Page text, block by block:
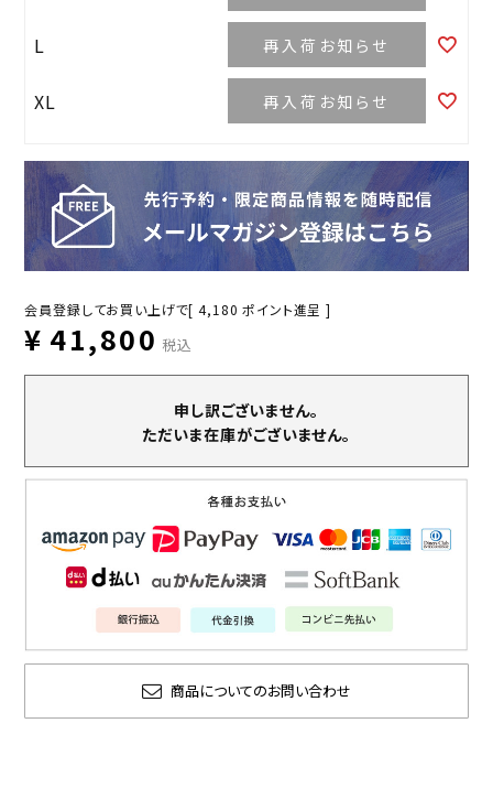
L 再入荷お知らせ
XL 再入荷お知らせ
会員登録してお買い上げで[ 4,180 ポイント進呈 ]
¥ 41,800 税込
申し訳ございません。
ただいま在庫がございません。
商品についてのお問い合わせ